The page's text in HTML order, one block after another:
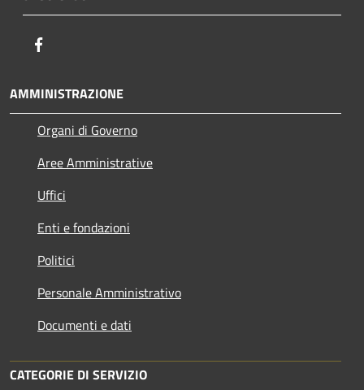
AMMINISTRAZIONE
Organi di Governo
Aree Amministrative
Uffici
Enti e fondazioni
Politici
Personale Amministrativo
Documenti e dati
CATEGORIE DI SERVIZIO